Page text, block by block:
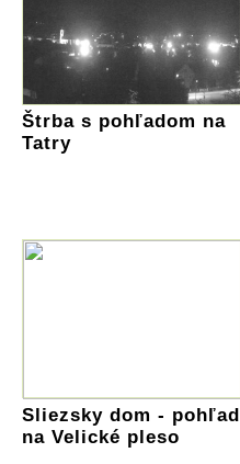
Štrba s pohľadom na
Tatry
Sliezsky dom - pohľad
na Velické pleso